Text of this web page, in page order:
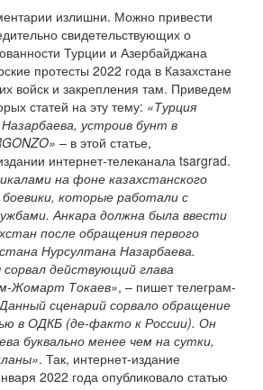
излишни. Можно привести
свидетельствующих о
Турции и Азербайджана
протесты 2022 года в Казахстане
войск и закрепления там. Приведем
статей на эту тему: «Турция
устроив бунт в
– в этой статье,
интернет-телеканала tsargrad.
на фоне казахстанского
которые работали с
Анкара должна была ввести
после обращения первого
Нурсултана Назарбаева.
действующий глава
Жомарт Токаев», – пишет телеграм-
сценарий сорвало обращение
в ОДКБ (де-факто к России). Он
буквально менее чем на сутки,
. Так, интернет-издание
2022 года опубликовало статью